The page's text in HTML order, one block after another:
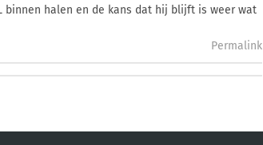
binnen halen en de kans dat hij blijft is weer wat
Permalink